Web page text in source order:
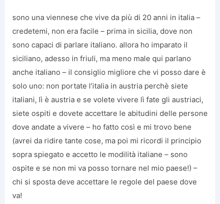
sono una viennese che vive da più di 20 anni in italia –
credetemi, non era facile – prima in sicilia, dove non
sono capaci di parlare italiano. allora ho imparato il
siciliano, adesso in friuli, ma meno male qui parlano
anche italiano – il consiglio migliore che vi posso dare è
solo uno: non portate l’italia in austria perchè siete
italiani, lì è austria e se volete vivere lì fate gli austriaci,
siete ospiti e dovete accettare le abitudini delle persone
dove andate a vivere – ho fatto così e mi trovo bene
(avrei da ridire tante cose, ma poi mi ricordi il principio
sopra spiegato e accetto le modilità italiane – sono
ospite e se non mi va posso tornare nel mio paese!) –
chi si sposta deve accettare le regole del paese dove
va!